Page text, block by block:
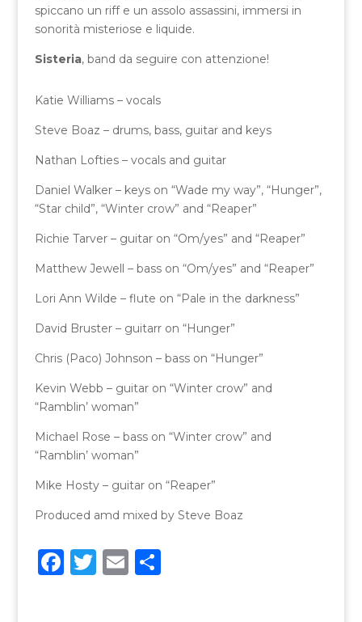
spiccano un riff e un assolo assassini, immersi in
sonorità misteriose e liquide.
Sisteria, band da seguire con attenzione!
Katie Williams – vocals
Steve Boaz – drums, bass, guitar and keys
Nathan Lofties – vocals and guitar
Daniel Walker – keys on “Wade my way”, “Hunger”,
“Star child”, “Winter crow” and “Reaper”
Richie Tarver – guitar on “Om/yes” and “Reaper”
Matthew Jewell – bass on “Om/yes” and “Reaper”
Lori Ann Wilde – flute on “Pale in the darkness”
David Bruster – guitarr on “Hunger”
Chris (Paco) Johnson – bass on “Hunger”
Kevin Webb – guitar on “Winter crow” and
“Ramblin’ woman”
Michael Rose – bass on “Winter crow” and
“Ramblin’ woman”
Mike Hosty – guitar on “Reaper”
Produced amd mixed by Steve Boaz
F T E C